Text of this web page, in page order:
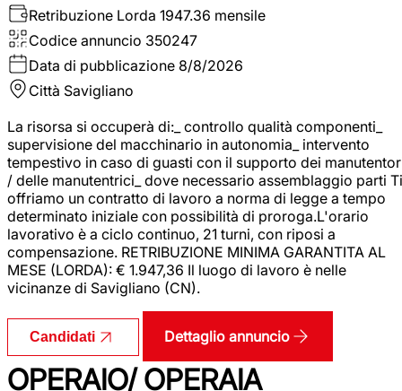
Retribuzione Lorda 1947.36 mensile
Codice annuncio 350247
Data di pubblicazione 8/8/2026
Città Savigliano
La risorsa si occuperà di:_ controllo qualità componenti_
supervisione del macchinario in autonomia_ intervento
tempestivo in caso di guasti con il supporto dei
/ delle manutentrici_ dove necessario assemblaggio parti Ti
offriamo un contratto di lavoro a norma di legge a tempo
determinato iniziale con possibilità di proroga.L'orario
lavorativo è a ciclo continuo, 21 turni, con riposi a
compensazione. RETRIBUZIONE MINIMA GARANTITA AL
MESE (LORDA): € 1.947,36 Il luogo di lavoro è nelle
vicinanze di Savigliano (CN).
Candidati Dettaglio annuncio
OPERAIO/ OPERAIA